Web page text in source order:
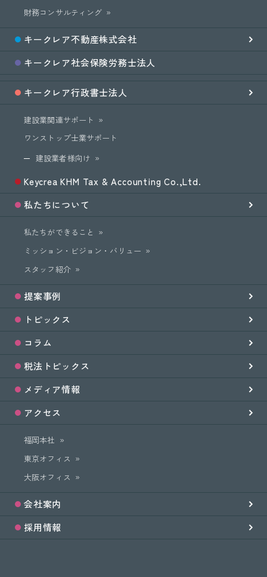
財務コンサルティング
キークレア不動産株式会社
キークレア社会保険労務士法人
キークレア行政書士法人
建設業関連サポート
ワンストップ士業サポート
建設業者様向け
Keycrea KHM Tax & Accounting Co.,Ltd.
私たちについて
私たちができること
ミッション・ビジョン・バリュー
スタッフ紹介
提案事例
トピックス
コラム
税法トピックス
メディア情報
アクセス
福岡本社
東京オフィス
大阪オフィス
会社案内
採用情報